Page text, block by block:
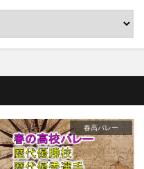
春高バレー